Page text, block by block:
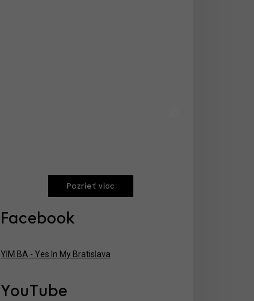
Pozrieť viac
Facebook
YIM.BA - Yes In My Bratislava
YouTube